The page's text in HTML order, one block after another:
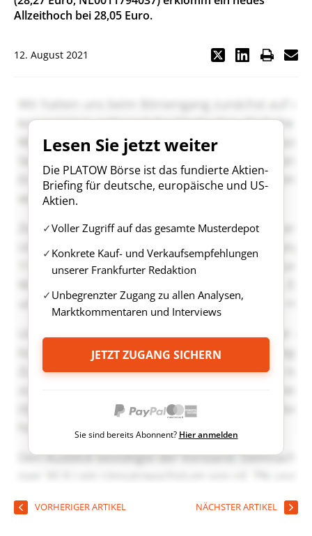
Allzeithoch bei 28,05 Euro.
12. August 2021
Lesen Sie jetzt weiter
Die PLATOW Börse ist das fundierte Aktien-
Briefing für deutsche, europäische und US-
Aktien.
Voller Zugriff auf das gesamte Musterdepot
Konkrete Kauf- und Verkaufsempfehlungen
unserer Frankfurter Redaktion
Unbegrenzter Zugang zu allen Analysen,
Marktkommentaren und Interviews
JETZT ZUGANG SICHERN
Sie sind bereits Abonnent? Hier anmelden
VORHERIGER ARTIKEL NÄCHSTER ARTIKEL